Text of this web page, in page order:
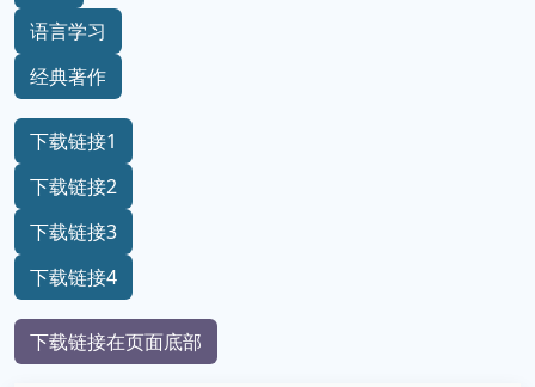
语言学习
经典著作
下载链接1
下载链接2
下载链接3
下载链接4
下载链接在页面底部